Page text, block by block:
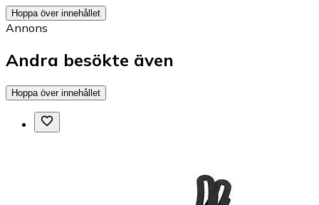
Hoppa över innehållet
Annons
Andra besökte även
Hoppa över innehållet